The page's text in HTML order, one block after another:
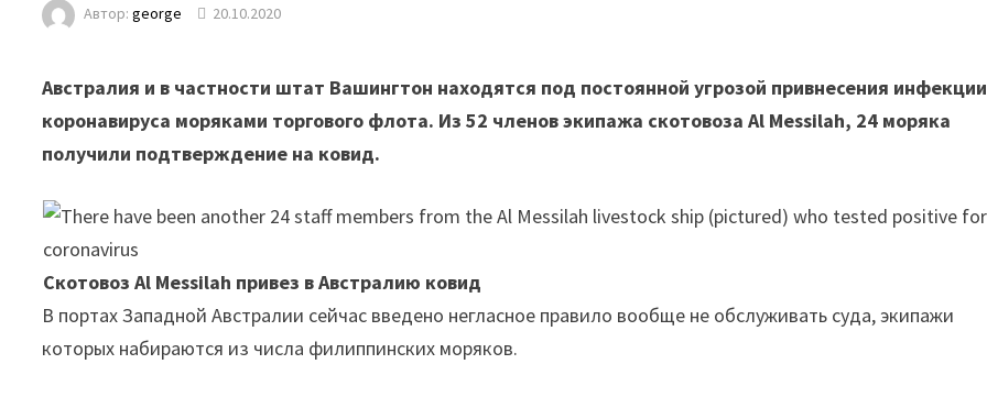
Автор:george 20.10.2020
Австралия и в частности штат Вашингтон находятся под постоянной угрозой привнесения инфекции
коронавируса моряками торгового флота. Из 52 членов экипажа скотовоза Al Messilah, 24 моряка
получили подтверждение на ковид.
Скотовоз Al Messilah привез в Австралию ковид
В портах Западной Австралии сейчас введено негласное правило вообще не обслуживать суда, экипажи
которых набираются из числа филиппинских моряков.